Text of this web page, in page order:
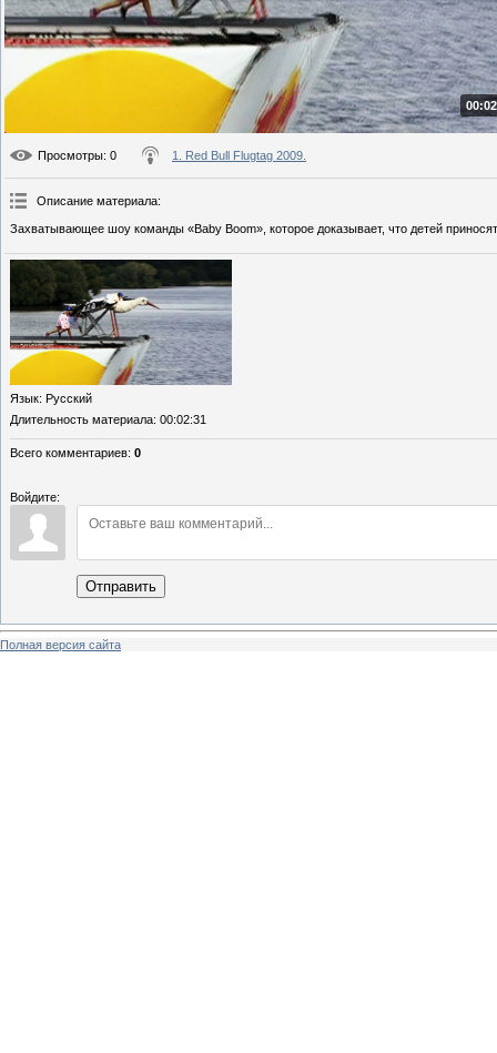
Просмотры: 0 1. Red Bull Flugtag 2009.
Описание материала:
Захватывающее шоу команды «Baby Boom», которое доказывает, что детей
Язык: Русский
Длительность материала: 00:02:31
Всего комментариев: 0
Войдите:
Отправить
Полная версия сайта